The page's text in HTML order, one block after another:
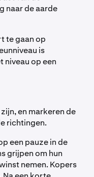
naar de aarde
te gaan op
is
niveau op een
en markeren de
richtingen.
een pauze in de
grijpen om hun
nemen. Kopers